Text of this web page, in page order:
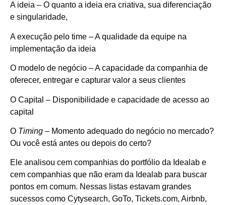
A ideia – O quanto a ideia era criativa, sua diferenciação
e singularidade,
A execução pelo time – A qualidade da equipe na
implementação da ideia
O modelo de negócio – A capacidade da companhia de
oferecer, entregar e capturar valor a seus clientes
O Capital – Disponibilidade e capacidade de acesso ao
capital
O Timing – Momento adequado do negócio no mercado?
Ou você está antes ou depois do certo?
Ele analisou cem companhias do portfólio da Idealab e
cem companhias que não eram da Idealab para buscar
pontos em comum. Nessas listas estavam grandes
sucessos como Cytysearch, GoTo, Tickets.com, Airbnb,